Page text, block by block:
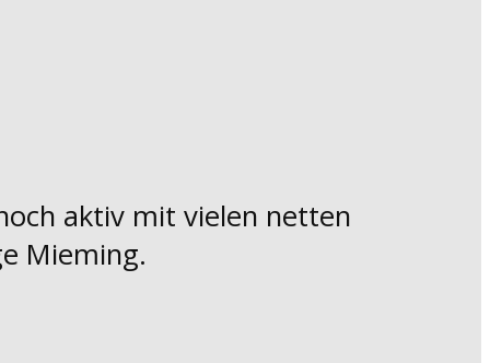
aktiv mit vielen netten
Mieming.